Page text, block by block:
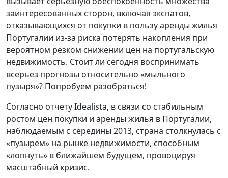
заинтересованных сторон, включая экспатов,
отказывающихся от покупки в пользу аренды жилья
Португалии из-за риска потерять накопления при
вероятном резком снижении цен на португальскую
недвижимость. Стоит ли сегодня воспринимать
всерьез прогнозы относительно «мыльного
пузыря»? Попробуем разобраться!
Согласно отчету Idealista, в связи со стабильным
ростом цен покупки и аренды жилья в Португалии,
наблюдаемым с середины 2013, страна столкнулась с
«пузырем» на рынке недвижимости, способным
«лопнуть» в ближайшем будущем, провоцируя
масштабный кризис.